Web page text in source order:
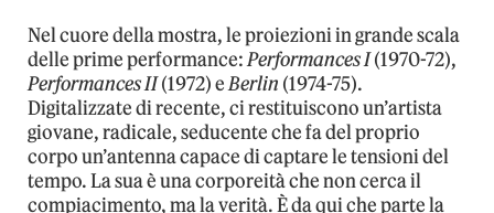
Nel cuore della mostra, le proiezioni in grande scala
delle prime performance:Performances I(1970-72),
Performances II(1972) eBerlin (1974-75).
Digitalizzate di recente, ci restituiscono un’artista
giovane, radicale, seducente che fa del proprio
corpo un’antenna capace di captare le tensioni del
tempo. La sua è una corporeità che non cerca il
compiacimento, ma la verità. È da qui che parte la